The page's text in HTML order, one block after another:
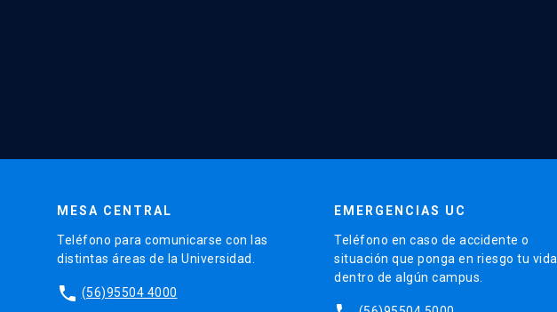
MESA CENTRAL
Teléfono para comunicarse con las
distintas áreas de la Universidad.
phone (56)95504 4000
EMERGENCIAS UC
Teléfono en caso de accidente o
situación que ponga en riesgo tu vida
dentro de algún campus.